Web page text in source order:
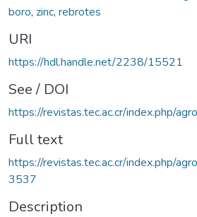
boro, zinc, rebrotes
URI
https://hdl.handle.net/2238/15521
See / DOI
https://revistas.tec.ac.cr/index.php/
Full text
https://revistas.tec.ac.cr/index.php/
3537
Description